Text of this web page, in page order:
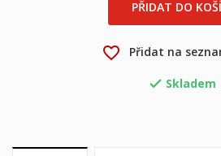
PŘIDAT DO
favorite_border Přidat na
 Skladem
Můj seznam přání
Vytvořit seznam
Název seznamu přání
Přihlásit se
Musíte být přihlášen, abyste si